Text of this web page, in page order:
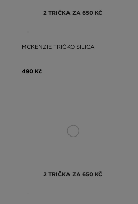
2 TRIČKA ZA 650 KČ
MCKENZIE TRIČKO SILICA
490 Kč
2 TRIČKA ZA 650 KČ